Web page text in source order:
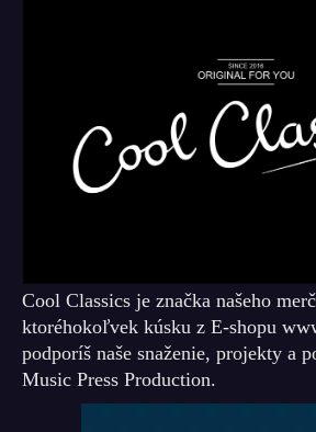
Cool Classics je značka našeho
ktoréhokoľvek kúsku z E-shopu
podporíš naše snaženie, projekty a
Music Press Production.